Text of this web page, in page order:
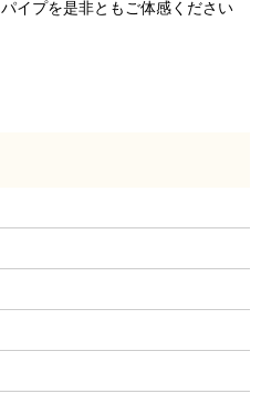
イプを是非ともご体感ください